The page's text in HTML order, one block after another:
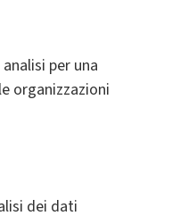
per una
organizzazioni
dei dati